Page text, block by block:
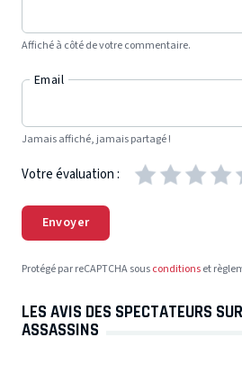
Affiché à côté de votre commentaire.
Email
Jamais affiché, jamais partagé !
Votre évaluation :
Envoyer
Protégé par reCAPTCHA sousconditionset
LES AVIS DES SPECTATEURS
ASSASSINS